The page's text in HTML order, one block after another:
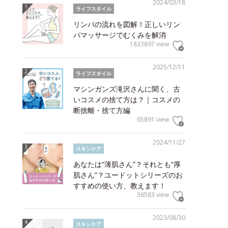
2024/03/18
ライフスタイル
リンパの流れを図解！正しいリン
パマッサージでむくみを解消
1833897 view
2025/12/11
ライフスタイル
マシンガンズ滝沢さんに聞く、古
いコスメの捨て方は？｜コスメの
断捨離・捨て方編
65891 view
2024/11/27
スキンケア
あなたは“薄肌さん”？それとも“厚
肌さん”？ユードットシリーズのお
すすめの使い方、教えます！
36583 view
2023/08/30
スキンケア